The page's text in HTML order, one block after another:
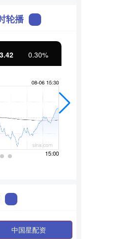
轮播
3.42 0.30%
中国星配资